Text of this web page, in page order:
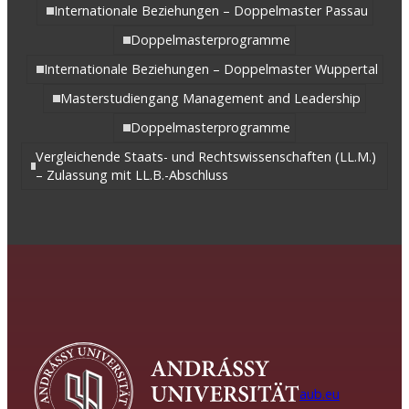
Internationale Beziehungen – Doppelmaster Passau
Doppelmasterprogramme
Internationale Beziehungen – Doppelmaster Wuppertal
Masterstudiengang Management and Leadership
Doppelmasterprogramme
Vergleichende Staats- und Rechtswissenschaften (LL.M.)
– Zulassung mit LL.B.-Abschluss
aub.eu